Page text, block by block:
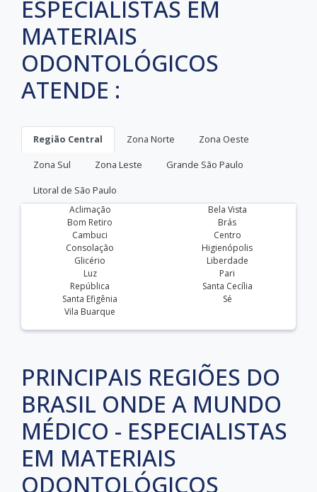
ESPECIALISTAS EM
MATERIAIS
ODONTOLÓGICOS
ATENDE :
Região Central Zona Norte
Zona Oeste
Zona Sul
Zona Leste
Grande São Paulo
Litoral de São Paulo
Aclimação
Bela Vista
Bom Retiro
Brás
Cambuci
Centro
Consolação
Higienópolis
Glicério
Liberdade
Luz
Pari
República
Santa Cecília
Santa Efigênia
Sé
Vila Buarque
PRINCIPAIS REGIÕES DO
BRASIL ONDE A MUNDO
MÉDICO - ESPECIALISTAS
EM MATERIAIS
ODONTOLÓGICOS